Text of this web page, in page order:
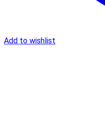
Add to wishlist